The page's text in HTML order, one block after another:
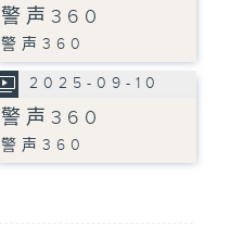
警声360
警声360
2025-09-10
警声360
警声360